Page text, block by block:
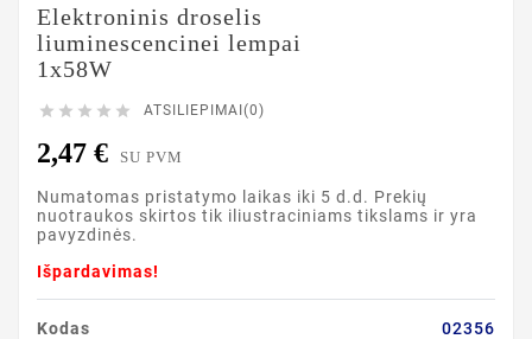
Elektroninis droselis
liuminescencinei lempai
1x58W
     ATSILIEPIMAI(0)
2,47 € SU PVM
Numatomas pristatymo laikas iki 5 d.d. Prekių
nuotraukos skirtos tik iliustraciniams tikslams ir yra
pavyzdinės.
Išpardavimas!
Kodas 02356